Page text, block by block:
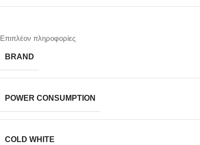
Επιπλέον πληροφορίες
BRAND
POWER CONSUMPTION
COLD WHITE